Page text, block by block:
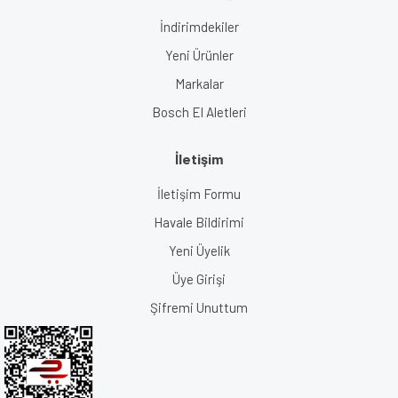
İndirimdekiler
Yeni Ürünler
Markalar
Bosch El Aletleri
İletişim
İletişim Formu
Havale Bildirimi
Yeni Üyelik
Üye Girişi
Şifremi Unuttum